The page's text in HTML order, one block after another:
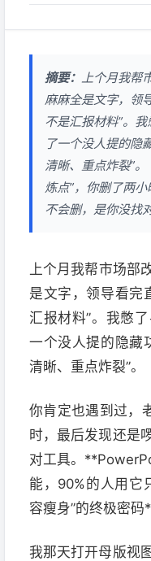
摘要： 上个月我帮
麻麻全是文字，领
不是汇报材料”。
了一个没人提的隐
清晰、重点炸裂”
炼点”，你删了两
不会删，是你没找
上个月我帮市场部
是文字，领导看完
汇报材料”。我憋
一个没人提的隐藏
清晰、重点炸裂”。
你肯定也遇到过，
时，最后发现还是
对工具。
能，90%的人用它
容瘦身”的终极密码
我那天打开母版视